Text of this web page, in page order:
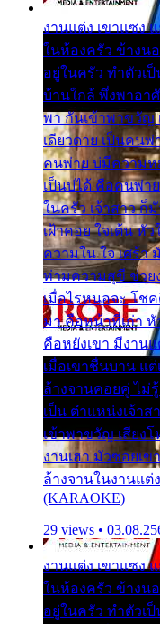
งานแต่ง เขาแซง
ในห้องครัว ข้างนอ
อยู่ในครัว ทำตัวเ
บ้านใกล้ พึ่งพาอาศั
พา กันเข้าพาขวัญ
เดียวดาย เป็นคนพ่
คนพ่าย บ่มีความหม
เป็นบ่ได้ คือคนพ่า
ในครัว เจ้าสาว ก็
เฝ้าคอย ใจเต้น หั
ความใน ใจ เศร้า
ท่ามความสุขี ช่วย
เมื่อไรหนอจะ โช
มา คือหน้าที่เก่า
คือหยังเขา มีงาน
เมื่อเขาชื่นบาน แ
ล้างจานคอยคู่ ไม่
เป็น ตำแหน่งเจ้า
เข้าพาขวัญ เสียง
งานเฮา มัวซอยเ
ล้างจานในงานแต่
(KARAOKE)
29 views •
งานแต่ง เขาแซง
ในห้องครัว ข้างนอ
อยู่ในครัว ทำตัวเ